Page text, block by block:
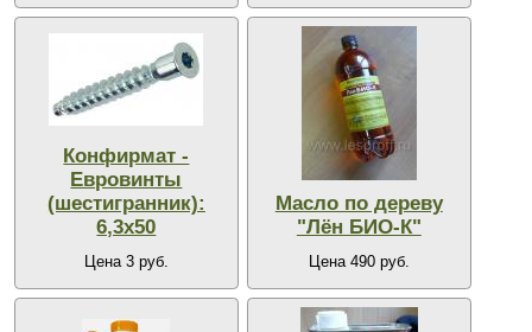
Конфирмат -
Евровинты
(шестигранник):
6,3х50
Цена 3 руб.
Масло по дереву
"Лён БИО-К"
Цена 490 руб.